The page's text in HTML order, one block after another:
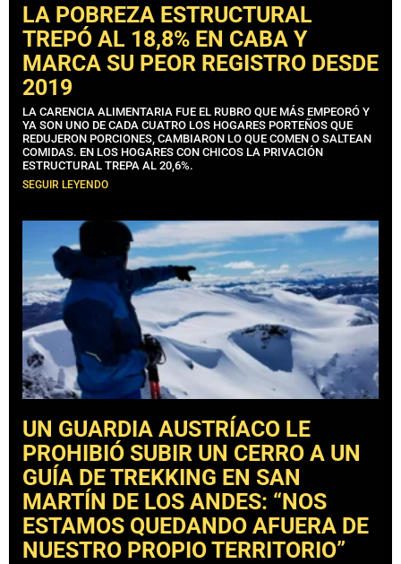
LA POBREZA ESTRUCTURAL
TREPÓ AL 18,8% EN CABA Y
MARCA SU PEOR REGISTRO DESDE
2019
LA CARENCIA ALIMENTARIA FUE EL RUBRO QUE MÁS EMPEORÓ Y
YA SON UNO DE CADA CUATRO LOS HOGARES PORTEÑOS QUE
REDUJERON PORCIONES, CAMBIARON LO QUE COMEN O SALTEAN
COMIDAS. EN LOS HOGARES CON CHICOS LA PRIVACIÓN
ESTRUCTURAL TREPA AL 20,6%.
SEGUIR LEYENDO
UN GUARDIA AUSTRÍACO LE
PROHIBIÓ SUBIR UN CERRO A UN
GUÍA DE TREKKING EN SAN
MARTÍN DE LOS ANDES: “NOS
ESTAMOS QUEDANDO AFUERA DE
NUESTRO PROPIO TERRITORIO”